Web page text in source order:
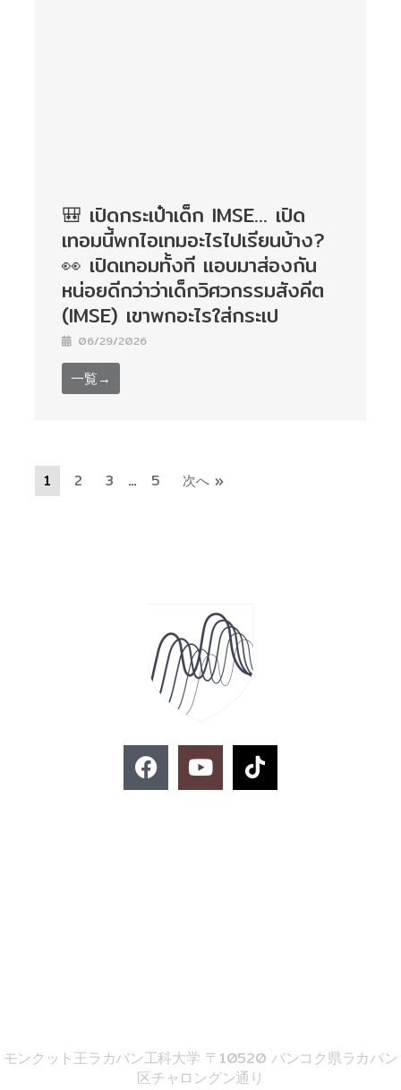
🎒 เปิดกระเป๋าเด็ก IMSE… เปิด
เทอมนี้พกไอเทมอะไรไปเรียนบ้าง?
👀 เปิดเทอมทั้งที แอบมาส่องกัน
หน่อยดีกว่าว่าเด็กวิศวกรรมสังคีต
(IMSE) เขาพกอะไรใส่กระเป
06/29/2026
一覧→
1 2 3 … 5 次へ »
F
a
c
Y
o
u
T
i
k
モンクット王ラカバン工科大学 〒10520 バンコク県ラカバン
区チャロングン通り